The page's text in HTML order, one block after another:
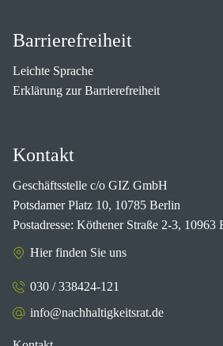
Barrierefreiheit
Leichte Sprache
Erklärung zur Barrierefreiheit
Kontakt
Geschäftsstelle c/o GIZ GmbH
Potsdamer Platz 10, 10785 Berlin
Postadresse: Köthener Straße 2-3, 10963
Hier finden Sie uns
030 / 338424-121
info@nachhaltigkeitsrat.de